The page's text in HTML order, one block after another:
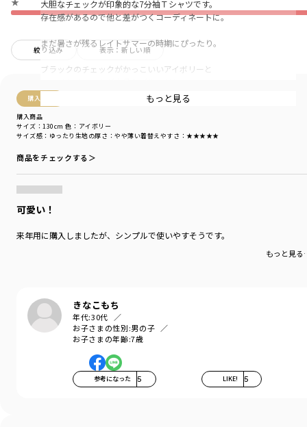
絞り込み 表示：新しい順
購入商品
購入商品
サイズ感 ：ゆったり 生地の厚さ ：やや薄い着替えやすさ ：★★★★★
サイズ：130cm 色：アイボリー
商品をチェックする＞
可愛い！
来年用に購入しましたが、シンプルで使いやすそうです。
もっと見
きなこもち
年代:30代
お子さまの性別:男の子
お子さまの年齢:7歳
参考になった 5 LIKE! 5
大胆なチェックが印象的な7分袖Ｔシャツです。
存在感があるので他と差がつくコーディネートに。
まだ暑さが残るレイトサマーの時期にぴったり。
ブラックのチェックがかっこいいアイボリーと
２色展開です。
カットソー素材で着心地もよく、
キレイ目なデザインだから大人っぽい印象に◎
袖幅が広くとってあるので
風通しがよく
夏から秋の季節の変わり目まで活躍する一着です。
アウターを羽織った際にも
スタイリングを格上げしてくれます。
伸縮性：あり
※80cmから90cmは、首もとがスナップボタン仕様となります。
着用イメージ/カラー：アイボリー
モデル：身長110.0cm 体重19kg
もっと見る